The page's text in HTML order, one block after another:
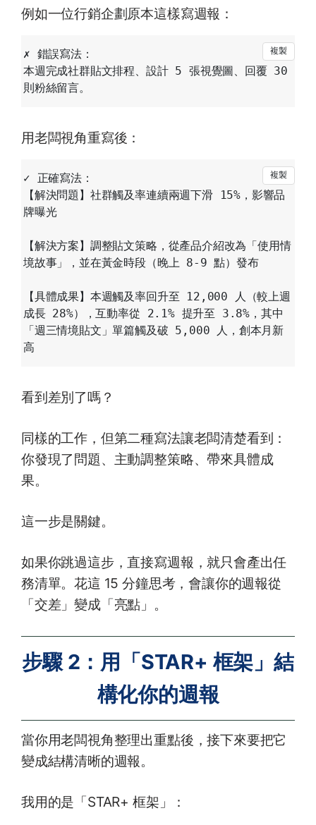
例如一位行銷企劃原本這樣寫週報：
✗ 錯誤寫法：
本週完成社群貼文排程、設計 5 張視覺圖、回覆 30
用老闆視角重寫後：
✓ 正確寫法：
【解決問題】社群觸及率連續兩週下滑 15%，影響品
牌曝光
【解決方案】調整貼文策略，從產品介紹改為「使用情
境故事」，並在黃金時段（晚上 8-9 點）發布
【具體成果】本週觸及率回升至 12,000 人（較上週
成長 28%），互動率從 2.1% 提升至 3.8%，其中
「週三情境貼文」單篇觸及破 5,000 人，創本月新
看到差別了嗎？
同樣的工作，但第二種寫法讓老闆清楚看到：
你發現了問題、主動調整策略、帶來具體成
果。
這一步是關鍵。
如果你跳過這步，直接寫週報，就只會產出任
務清單。花這 15 分鐘思考，會讓你的週報從
「交差」變成「亮點」。
步驟 2：用「STAR+ 框架」結
構化你的週報
當你用老闆視角整理出重點後，接下來要把它
變成結構清晰的週報。
我用的是「STAR+ 框架」：